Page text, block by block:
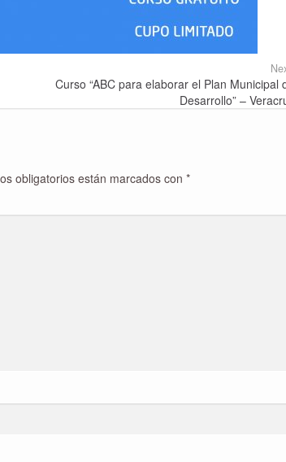
Curso “ABC para elaborar el Plan Municipal
Desarrollo” –
obligatorios están marcados con *